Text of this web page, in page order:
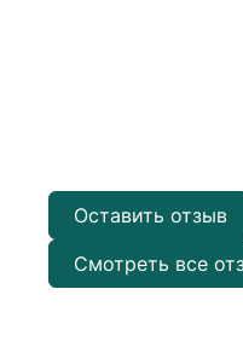
Оставить отзыв
Смотреть все